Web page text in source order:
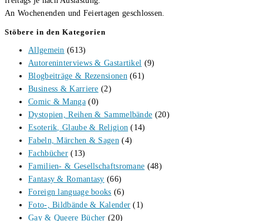
An Wochenenden und Feiertagen geschlossen.
Stöbere in den Kategorien
Allgemein (613)
Autoreninterviews & Gastartikel (9)
Blogbeiträge & Rezensionen (61)
Business & Karriere (2)
Comic & Manga (0)
Dystopien, Reihen & Sammelbände (20)
Esoterik, Glaube & Religion (14)
Fabeln, Märchen & Sagen (4)
Fachbücher (13)
Familien- & Gesellschaftsromane (48)
Fantasy & Romantasy (66)
Foreign language books (6)
Foto-, Bildbände & Kalender (1)
Gay & Queere Bücher (20)